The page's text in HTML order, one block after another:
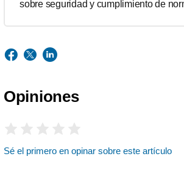
sobre seguridad y cumplimiento de
Opiniones
Sé el primero en opinar sobre este artículo